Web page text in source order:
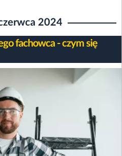
2024
fachowca - czym się